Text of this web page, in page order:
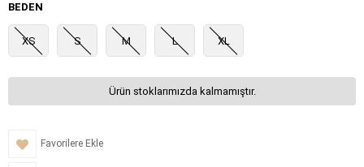
BEDEN
XS S M L XL
Ürün stoklarımızda kalmamıştır.
Favorilere Ekle